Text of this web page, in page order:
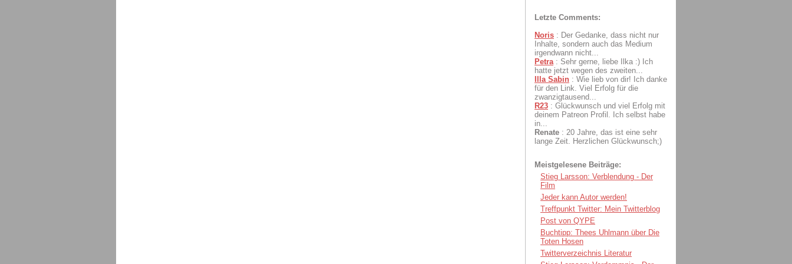
Letzte Comments:
Noris : Der Gedanke, dass nicht nur
Inhalte, sondern auch das Medium
irgendwann nicht...
Petra : Sehr gerne, liebe Ilka :) Ich
hatte jetzt wegen des zweiten...
Illa Sabin : Wie lieb von dir! Ich danke
für den Link. Viel Erfolg für die
zwanzigtausend...
R23 : Glückwunsch und viel Erfolg mit
deinem Patreon Profil. Ich selbst habe
in...
Renate : 20 Jahre, das ist eine sehr
lange Zeit. Herzlichen Glückwunsch;)
Meistgelesene Beiträge:
Stieg Larsson: Verblendung - Der
Film
Jeder kann Autor werden!
Treffpunkt Twitter: Mein Twitterblog
Post von QYPE
Buchtipp: Thees Uhlmann über Die
Toten Hosen
Twitterverzeichnis Literatur